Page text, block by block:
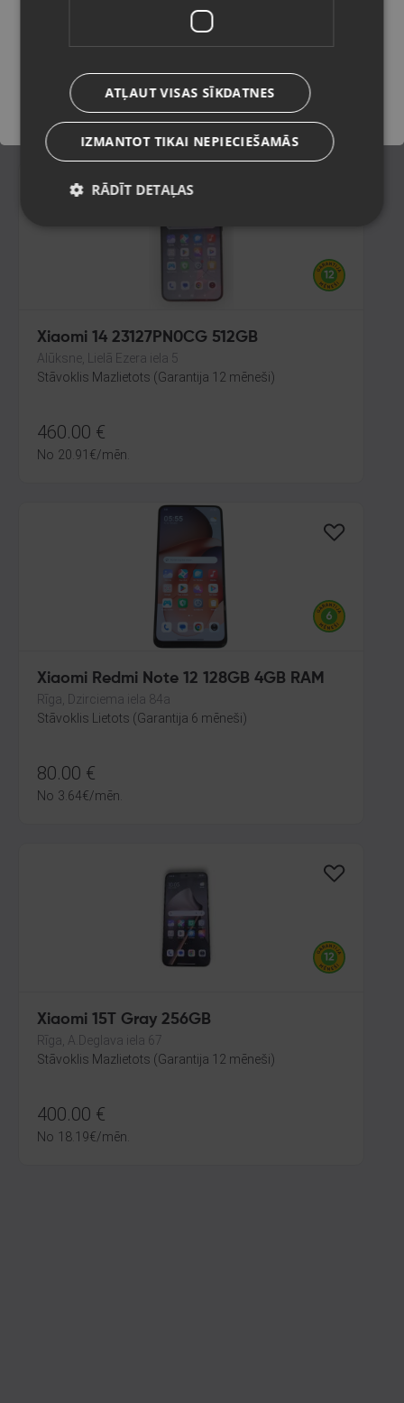
Stāvoklis Lietots (Garantija 6 mēneši)
70.00
3.18€/mēn.
Xiaomi 14 23127PN0CG 512GB
Alūksne, Lielā Ezera iela 5
Stāvoklis Mazlietots (Garantija 12 mēneši)
460.00 €
No 20.91 €/mēn.
Xiaomi Redmi Note 12 128GB 4GB RAM
Rīga, Dzirciema iela 84a
Stāvoklis Lietots (Garantija 6 mēneši)
80.00 €
No 3.64€/mēn.
Xiaomi 15T Gray 256GB
Rīga, A.Deglava iela 67
Stāvoklis Mazlietots (Garantija 12 mēneši)
400.00 €
No 18.19€/mēn.
Saglabāt
ATĻAUT VISAS SĪKDATNES
IZMANTOT TIKAI NEPIECIEŠAMĀS
RĀDĪT DETAĻAS